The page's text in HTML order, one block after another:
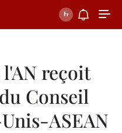
reçoit
Conseil
ASEAN